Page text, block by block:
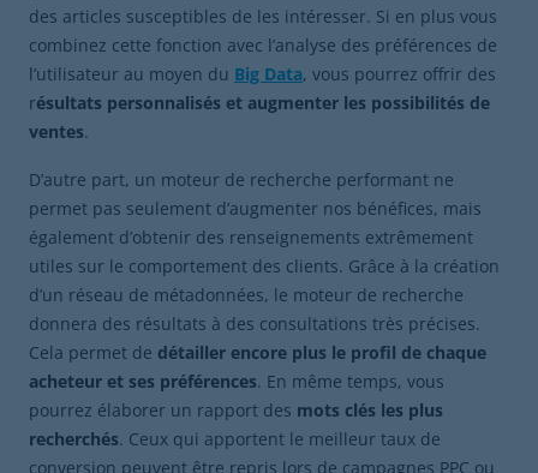
des articles susceptibles de les intéresser. Si en plus vous
combinez cette fonction avec l’analyse des préférences de
l’utilisateur au moyen du Big Data, vous pourrez offrir des
résultats personnalisés et augmenter les possibilités de
ventes.
D’autre part, un moteur de recherche performant ne
permet pas seulement d’augmenter nos bénéfices, mais
également d’obtenir des renseignements extrêmement
utiles sur le comportement des clients. Grâce à la création
d’un réseau de métadonnées, le moteur de recherche
donnera des résultats à des consultations très précises.
Cela permet de détailler encore plus le profil de chaque
acheteur et ses préférences. En même temps, vous
pourrez élaborer un rapport des mots clés les plus
recherchés. Ceux qui apportent le meilleur taux de
conversion peuvent être repris lors de campagnes PPC ou